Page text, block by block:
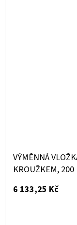
VÝMĚNNÁ
KROUŽKEM,
6 133,25 Kč